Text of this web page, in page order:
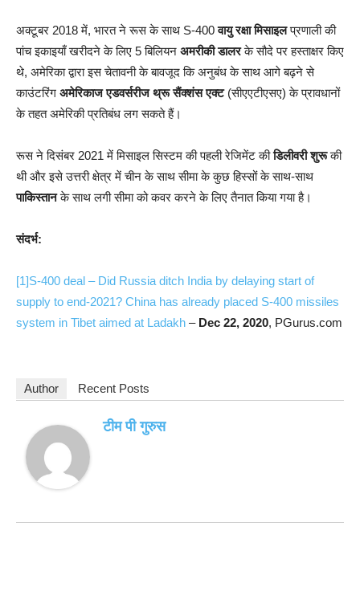
अक्टूबर 2018 में, भारत ने रूस के साथ S-400वायु रक्षा मिसाइलप्रणाली की
पांच इकाइयाँ खरीदने के लिए 5 बिलियन अमरीकी डालरके सौदे पर हस्ताक्षर किए
थे, अमेरिका द्वारा इस चेतावनी के बावजूद कि अनुबंध के साथ आगे बढ़ने से
काउंटरिंग अमेरिकाज एडवर्सरीज थ्रू सैंक्शंस एक्ट(सीएएटीएसए) के प्रावधानों
के तहत अमेरिकी प्रतिबंध लग सकते हैं।
रूस ने दिसंबर 2021 में मिसाइल सिस्टम की पहली रेजिमेंट कीडिलीवरी शुरूकी
थी और इसे उत्तरी क्षेत्र में चीन के साथ सीमा के कुछ हिस्सों के साथ-साथ
पाकिस्तानके साथ लगी सीमा को कवर करने के लिए तैनात किया गया है।
संदर्भ:
[1]S-400 deal – Did Russia ditch India by delaying start of
supply to end-2021? China has already placed S-400 missiles
system in Tibet aimed at Ladakh – Dec 22, 2020, PGurus.com
Author Recent Posts
टीम पी गुरुस